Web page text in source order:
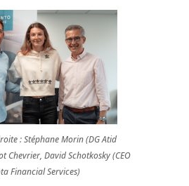
: Stéphane Morin (DG Atid
Chevrier, David Schotkosky (CEO
Financial Services)